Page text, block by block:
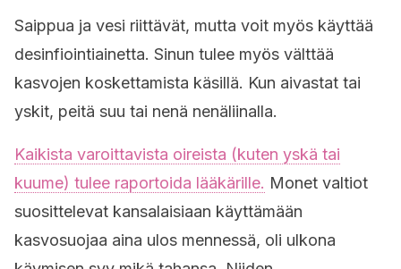
Saippua ja vesi riittävät, mutta voit myös käyttää
desinfiointiainetta. Sinun tulee myös välttää
kasvojen koskettamista käsillä. Kun aivastat tai
yskit, peitä suu tai nenä nenäliinalla.
Kaikista varoittavista oireista (kuten yskä tai
kuume) tulee raportoida lääkärille. Monet valtiot
suosittelevat kansalaisiaan käyttämään
kasvosuojaa aina ulos mennessä, oli ulkona